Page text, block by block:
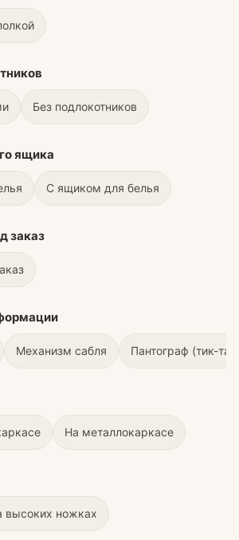
Без подлокотников
ящика
С ящиком для белья
заказ
Механизм сабля Пантограф (тик-
На металлокаркасе
высоких ножках